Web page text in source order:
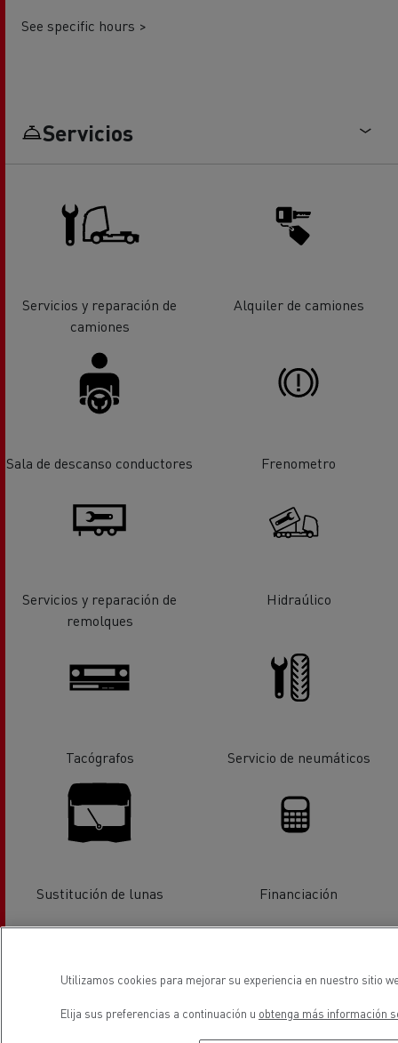
See specific hours >
Servicios
Servicios y reparación de
camiones
Alquiler de camiones
Sala de descanso conductores Frenometro
Servicios y reparación de
remolques
Hidraúlico
Tacógrafos Servicio de neumáticos
Sustitución de lunas Financiación
Utilizamos cookies para mejorar su experiencia en nuestro sitio
Elija sus preferencias a continuación u obtenga más información